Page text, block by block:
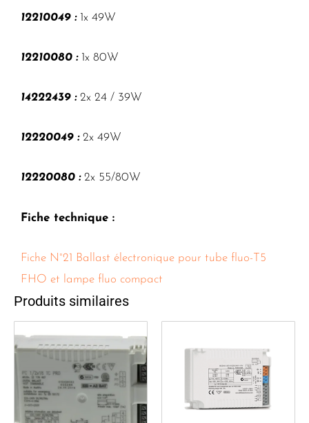
12210049 : 1x 49W
12210080 : 1x 80W
14222439 : 2x 24 / 39W
12220049 : 2x 49W
12220080 : 2x 55/80W
Fiche technique :
Fiche N°21 Ballast électronique pour tube fluo-T5
FHO et lampe fluo compact
Produits similaires